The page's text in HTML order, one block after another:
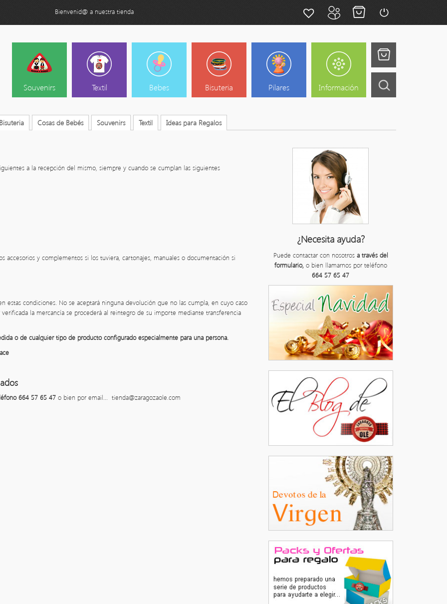
Bienvenid@ a nuestra tienda
Souvenirs Textil Bebes Bisuteria Pilares Información
Bisuteria Cosas de Bebés Souvenirs Textil Ideas para Regalos
a la recepción del mismo, siempre y cuando se cumplan las siguientes
accesorios y complementos si los tuviera, cartonajes, manuales o documentación si
estas condiciones. No se aceptará ninguna devolución que no las cumpla, en cuyo caso
la mercancía se procederá al reintegro de su importe mediante transferencia
o de cualquier tipo de producto configurado especialmente para una persona.
664 57 65 47 o bien por email... tienda@zaragozaole.com
¿Necesita ayuda?
Puede contactar con nosotros a través del
formulario,o bien llamarnos por teléfono
664 57 65 47